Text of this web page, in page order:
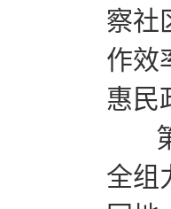
察社
作效
惠民
第
全组